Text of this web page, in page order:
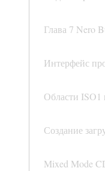
Глава 7 Nero
Интерфейс
Области
Создание
Mixed Mode